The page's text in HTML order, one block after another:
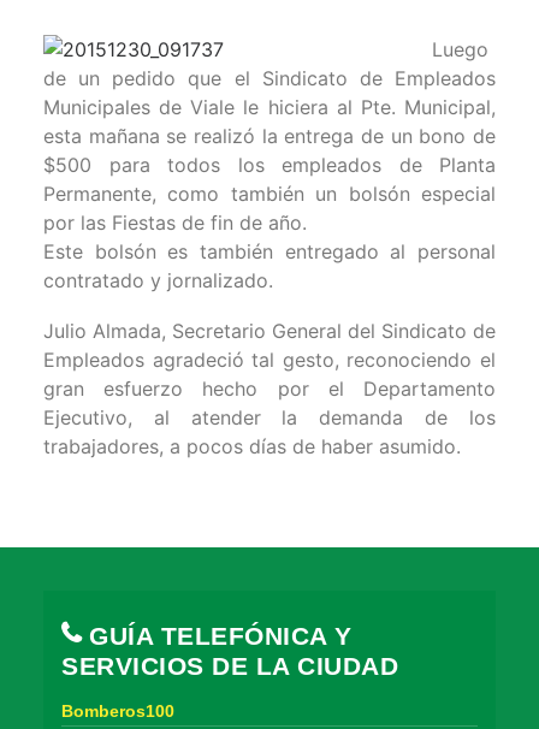
Luego
de un pedido que el Sindicato de Empleados
Municipales de Viale le hiciera al Pte. Municipal,
esta mañana se realizó la entrega de un bono de
$500 para todos los empleados de Planta
Permanente, como también un bolsón especial
por las Fiestas de fin de año.
Este bolsón es también entregado al personal
contratado y jornalizado.
Julio Almada, Secretario General del Sindicato de
Empleados agradeció tal gesto, reconociendo el
gran esfuerzo hecho por el Departamento
Ejecutivo, al atender la demanda de los
trabajadores, a pocos días de haber asumido.
GUÍA TELEFÓNICA Y
SERVICIOS DE LA CIUDAD
Bomberos100